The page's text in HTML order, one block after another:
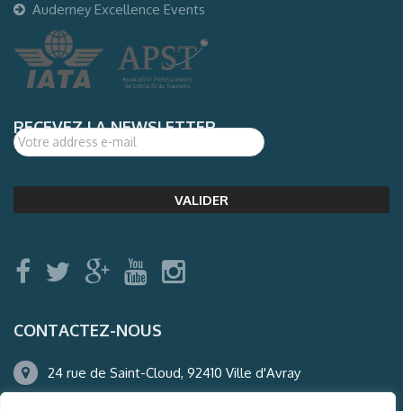
Auderney Excellence Events
RECEVEZ LA NEWSLETTER
CONTACTEZ-NOUS
24 rue de Saint-Cloud, 92410 Ville d'Avray